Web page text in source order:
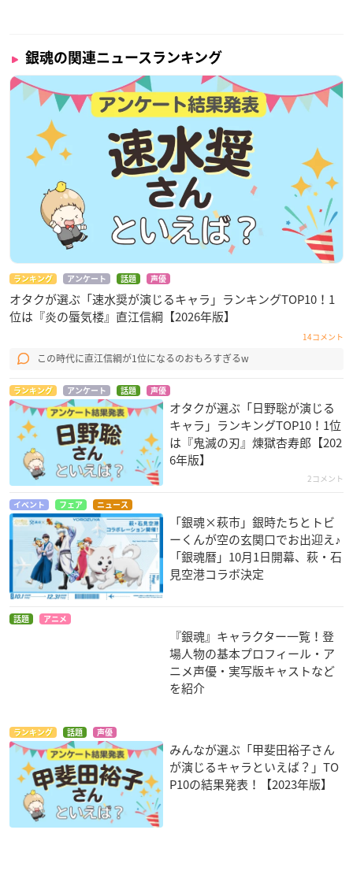
銀魂の関連ニュースランキング
ランキング アンケート 話題 声優
オタクが選ぶ「速水奨が演じるキャラ」ランキングTOP10！1
位は『炎の蜃気楼』直江信綱【2026年版】
14コメント
この時代に直江信綱が1位になるのおもろすぎるw
ランキング アンケート 話題 声優
オタクが選ぶ「日野聡が演じる
キャラ」ランキングTOP10！1位
は『鬼滅の刃』煉󠄁獄杏寿郎【202
6年版】
2コメント
イベント フェア ニュース
「銀魂×萩市」銀時たちとトビ
ーくんが空の玄関口でお出迎え♪
「銀魂暦」10月1日開幕、萩・石
見空港コラボ決定
話題 アニメ
『銀魂』キャラクター一覧！登
場人物の基本プロフィール・ア
ニメ声優・実写版キャストなど
を紹介
ランキング 話題 声優
みんなが選ぶ「甲斐田裕子さん
が演じるキャラといえば？」TO
P10の結果発表！【2023年版】